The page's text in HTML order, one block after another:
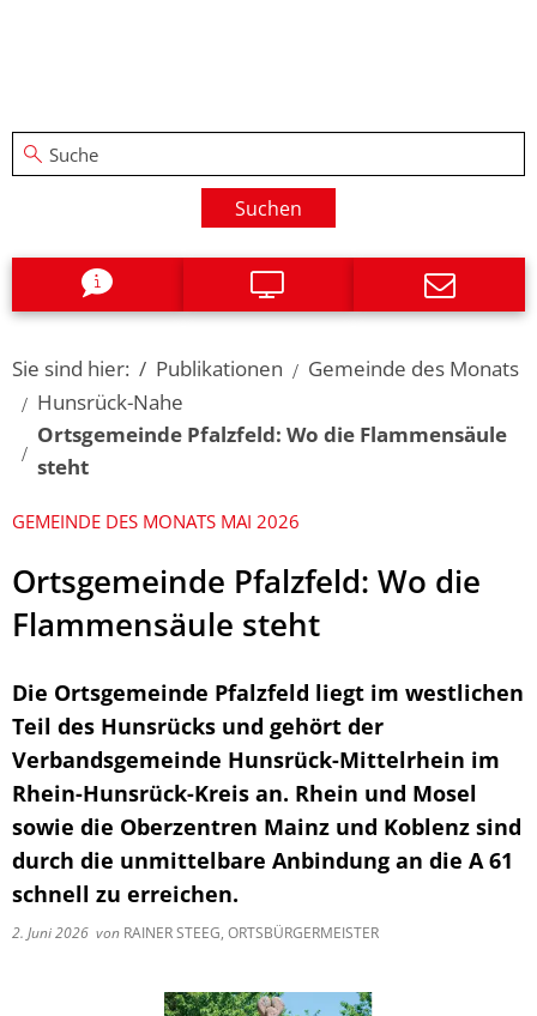
Suchen
Sie sind hier: Publikationen
Gemeinde des Monats
Hunsrück-Nahe
Ortsgemeinde Pfalzfeld: Wo die Flammensäule
steht
GEMEINDE DES MONATS MAI 2026
Ortsgemeinde Pfalzfeld: Wo die
Flammensäule steht
Die Ortsgemeinde Pfalzfeld liegt im westlichen
Teil des Hunsrücks und gehört der
Verbandsgemeinde Hunsrück-Mittelrhein im
Rhein-Hunsrück-Kreis an. Rhein und Mosel
sowie die Oberzentren Mainz und Koblenz sind
durch die unmittelbare Anbindung an die A 61
schnell zu erreichen.
2. Juni 2026 von RAINER STEEG, ORTSBÜRGERMEISTER